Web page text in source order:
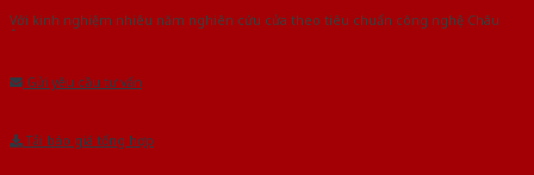
Với kinh nghiệm nhiêu năm nghiên cứu cửa theo tiêu chuẩn công nghệ Châu
Gửi yêu cầu tư vấn
Tải báo giá tổng hợp